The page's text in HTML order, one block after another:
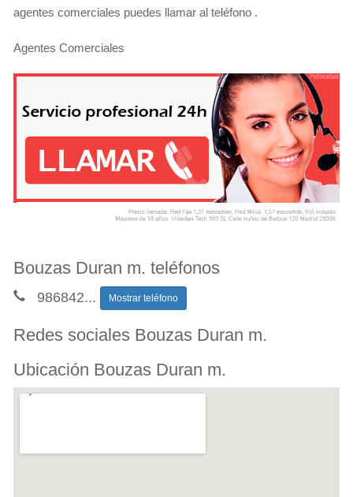
agentes comerciales puedes llamar al teléfono .
Agentes Comerciales
Bouzas Duran m. teléfonos
986842... Mostrar teléfono
Redes sociales Bouzas Duran m.
Ubicación Bouzas Duran m.